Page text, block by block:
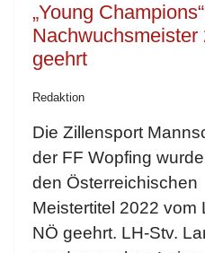
„Young
geehrt
Redaktion
Die Zillensport
der FF Wopfing
den Österreichischen
Meistertitel 2022 vom
NÖ geehrt. LH-Stv.